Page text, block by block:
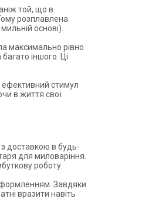
той, що в
розплавлена
основі).
максимально рівно
іншого. Ці
ефективний стимул
в життя свої
з доставкою в будь-
для миловаріння.
роботу.
Завдяки
вразити навіть